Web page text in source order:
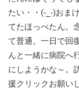
たい・・(-_-)おま
てたほっぺたん。
て普通。一日で回
んと一緒に病院へ
にしようかな～。
援クリックお願い